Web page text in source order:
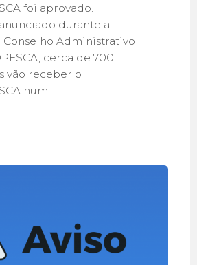
foi aprovado.
durante a
Conselho Administrativo
cerca de 700
vão receber o
num …